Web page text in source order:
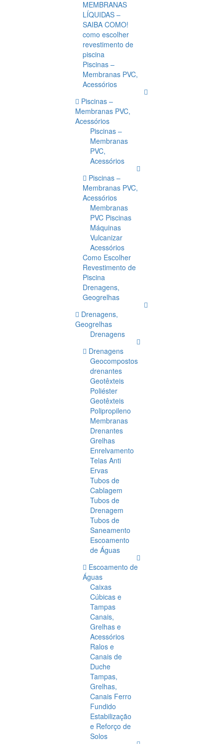
MEMBRANAS
LÍQUIDAS –
SAIBA COMO!
como escolher
revestimento de
piscina
Piscinas –
Membranas PVC,
Acessórios
Piscinas –
Membranas PVC,
Acessórios
Piscinas –
Membranas
PVC,
Acessórios
Piscinas –
Membranas PVC,
Acessórios
Membranas
PVC Piscinas
Máquinas
Vulcanizar
Acessórios
Como Escolher
Revestimento de
Piscina
Drenagens,
Geogrelhas
Drenagens,
Geogrelhas
Drenagens
Drenagens
Geocompostos
drenantes
Geotêxteis
Poliéster
Geotêxteis
Polipropileno
Membranas
Drenantes
Grelhas
Enrelvamento
Telas Anti
Ervas
Tubos de
Cablagem
Tubos de
Drenagem
Tubos de
Saneamento
Escoamento
de Águas
Escoamento de
Águas
Caixas
Cúbicas e
Tampas
Canais,
Grelhas e
Acessórios
Ralos e
Canais de
Duche
Tampas,
Grelhas,
Canais Ferro
Fundido
Estabilização
e Reforço de
Solos